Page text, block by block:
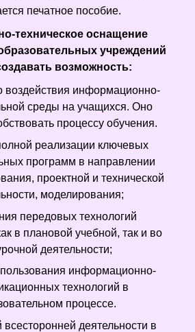
печатное пособие.
техническое оснащение
учреждений
возможность:
воздействия информационно-
среды на учащихся. Оно
процессу обучения.
реализации ключевых
программ в направлении
проектной и технической
моделирования;
передовых технологий
в плановой учебной, так и во
деятельности;
информационно-
технологий в
процессе.
деятельности в